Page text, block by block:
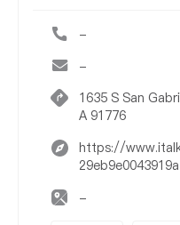
-
-
1635 S San
A 91776
https://
-